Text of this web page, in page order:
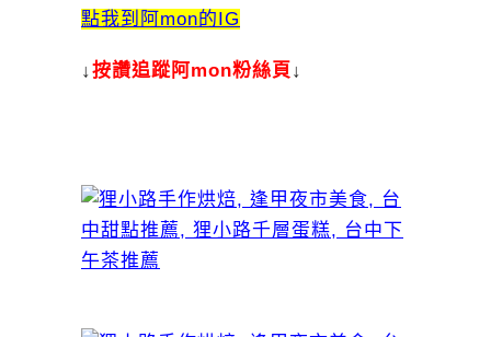
點我到阿mon的IG
↓按讚追蹤阿mon粉絲頁 ↓